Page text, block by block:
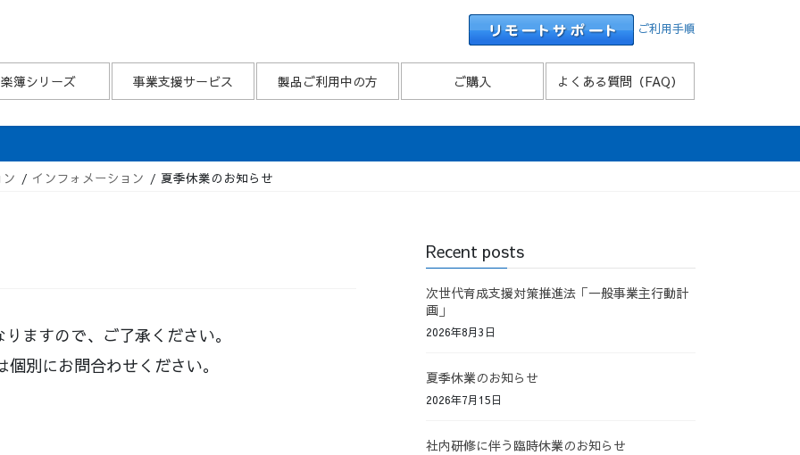
ご利用手順
楽簿シリーズ 事業支援サービス 製品ご利用中の方 ご購入 よくある質問（FAQ）
インフォメーション 夏季休業のお知らせ
ますので、ご了承ください。
別にお問合わせください。
Recent posts
次世代育成支援対策推進法「一般事業主行動計
画」
2026年8月3日
夏季休業のお知らせ
2026年7月15日
社内研修に伴う臨時休業のお知らせ